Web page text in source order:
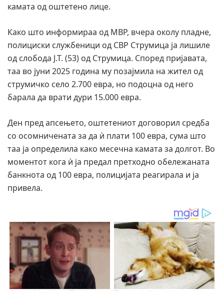
камата од оштетено лице.
Како што информираа од МВР, вчера околу пладне,
полициски службеници од СВР Струмица ја лишиле
од слобода Ј.Т. (53) од Струмица. Според пријавата,
таа во јуни 2025 година му позајмила на жител од
струмичко село 2.700 евра, но подоцна од него
барала да врати дури 15.000 евра.
Ден пред апсењето, оштетениот договорил средба
со осомничената за да ѝ плати 100 евра, сума што
таа ја определила како месечна камата за долгот. Во
моментот кога ѝ ја предал претходно обележаната
банкнота од 100 евра, полицијата реагирала и ја
привела.